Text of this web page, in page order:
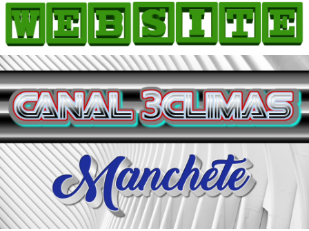
HOME
COMO ANUNCIAR
JORNAIS DO BRASIL
PODCAST/NOTÍCIAS
AS NOTÍCIAS DO DIA
ACONTECEU...VIROU MANCHETE!
BLOGS & COLUNAS